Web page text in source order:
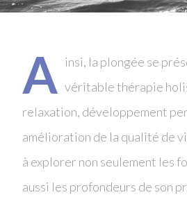
A insi, la plongée se
véritable thérapie
relaxation, développement
amélioration de la qualité de
à explorer non seulement les
aussi les profondeurs de son